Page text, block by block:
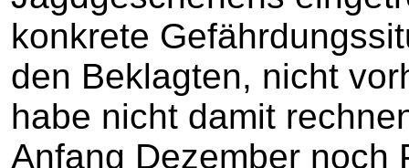
konkrete
den Beklagten, nicht
habe nicht damit
Anfang Dezember noch